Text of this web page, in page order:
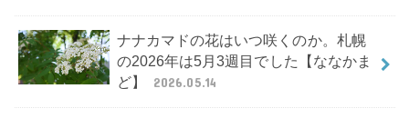
ナナカマドの花はいつ咲くのか。札幌
の2026年は5月3週目でした【ななかま
ど】
2026.05.14